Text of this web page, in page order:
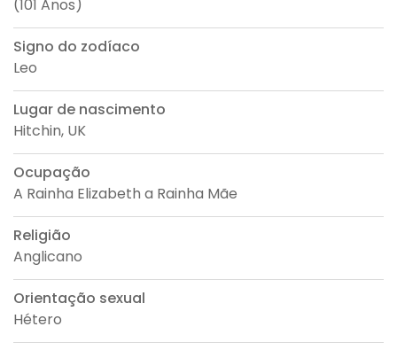
(101 Anos)
Signo do zodíaco
Leo
Lugar de nascimento
Hitchin, UK
Ocupação
A Rainha Elizabeth a Rainha Mãe
Religião
Anglicano
Orientação sexual
Hétero